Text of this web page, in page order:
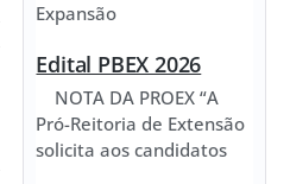
Expansão
Edital PBEX 2026
NOTA DA PROEX “A
Pró-Reitoria de Extensão
solicita aos candidatos